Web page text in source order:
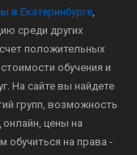
в Екатеринбурге,
среди других
положительных
обучения и
На сайте вы найдете
групп, возможность
цены на
обучиться на права -